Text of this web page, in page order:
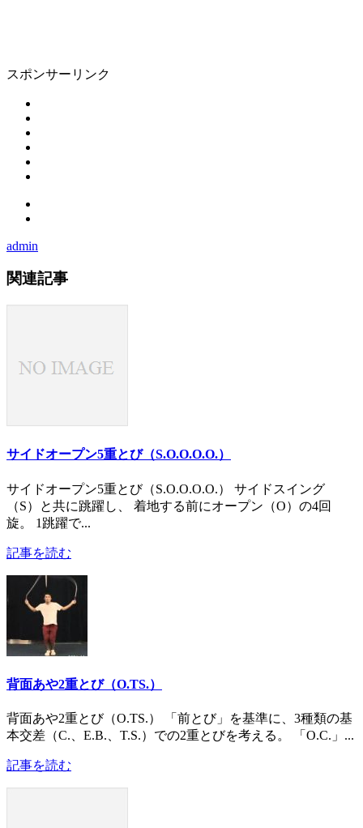
スポンサーリンク
admin
関連記事
サイドオープン5重とび（S.O.O.O.O.）
サイドオープン5重とび（S.O.O.O.O.） サイドスイング
（S）と共に跳躍し、 着地する前にオープン（O）の4回
旋。 1跳躍で...
記事を読む
背面あや2重とび（O.TS.）
背面あや2重とび（O.TS.） 「前とび」を基準に、3種類の基
本交差（C.、E.B.、T.S.）での2重とびを考える。 「O.C.」...
記事を読む